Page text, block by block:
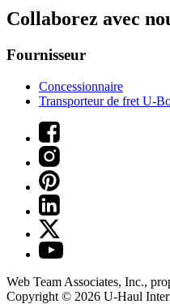
Collaborez avec
Fournisseur
Concessionnaire
Transporteur de fret U-
Web Team Associates, Inc.,
Copyright © 2026 U-Haul